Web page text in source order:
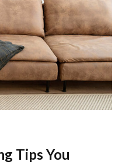
Tips You